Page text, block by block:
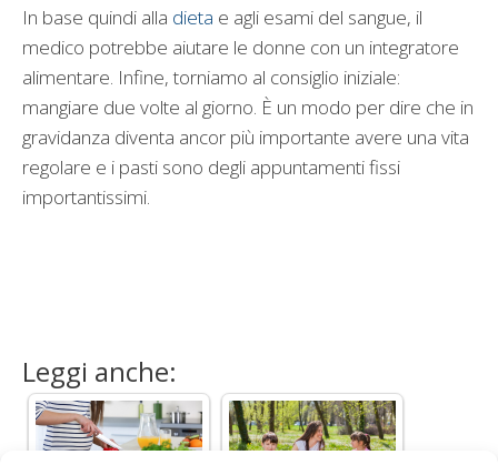
In base quindi alla dieta e agli esami del sangue, il
medico potrebbe aiutare le donne con un integratore
alimentare. Infine, torniamo al consiglio iniziale:
mangiare due volte al giorno. È un modo per dire che in
gravidanza diventa ancor più importante avere una vita
regolare e i pasti sono degli appuntamenti fissi
importantissimi.
Leggi anche: